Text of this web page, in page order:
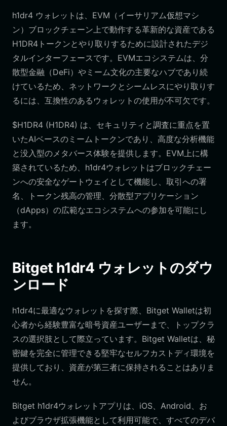
h1dr4 ウォレットは、EVM（イーサリアム仮想マシ
ン）ブロックチェーン上で動作する革新的な資産である
H1DR4トークンとやり取りするために設計されたデジ
タルインターフェースです。EVMエコシステムは、分
散型金融（DeFi）やミーム文化の主要なハブであり続
けているため、ネットワークとシームレスにやり取りす
るには、互換性のあるウォレットの使用が不可欠です。
$H1DR4 (H1DR4) は、セキュリティと調査に重点を置
いたAIベースのミームトークンであり、高度な分析機能
と没入型のメタバース体験を提供します。EVM上に構
築されているため、h1dr4ウォレットはブロックチェー
ンへの安全なゲートウェイとして機能し、取引への署
名、トークン残高の管理、分散型アプリケーション
（dApps）の広範なエコシステムへの参加を可能にし
ます。
Bitget h1dr4 ウォレットのダウ
ンロード
h1dr4に最適なウォレットを探す際、Bitget Walletは初
心者から経験豊富な暗号資産ユーザーまで、トップクラ
スの選択肢として際立っています。Bitget Walletは、秘
密鍵を完全に管理できる堅牢なセルフカストディ環境を
提供しており、資産が第三者に保持されることはありま
せん。
Bitget h1dr4ウォレットアプリは、iOS、Android、お
よびブラウザ拡張機能として利用可能で、すべてのデバ